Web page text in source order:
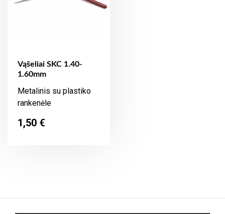
Vąšeliai SKC 1.40-
1.60mm
Metalinis su plastiko
rankenėle
Kaina
1,50 €